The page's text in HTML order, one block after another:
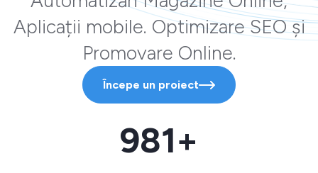
Aplicații mobile. Optimizare SEO și
Promovare Online.
Începe un proiect
981+